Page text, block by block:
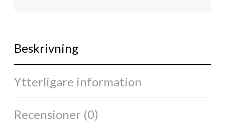
Beskrivning
Ytterligare information
Recensioner (0)